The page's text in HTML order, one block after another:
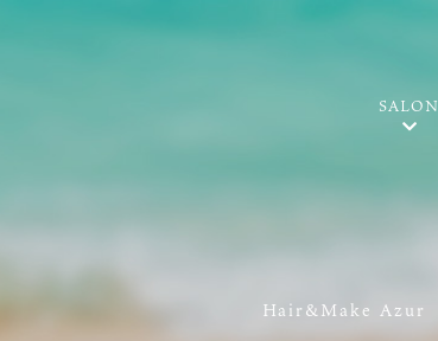
Hair&Make Azur
SALON